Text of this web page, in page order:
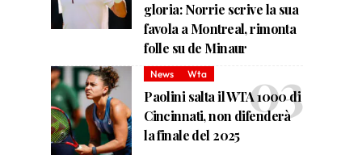
gloria: Norrie scrive la sua
favola a Montreal, rimonta
folle su de Minaur
News Wta
Paolini salta il WTA 1000 di
Cincinnati, non difenderà
la finale del 2025